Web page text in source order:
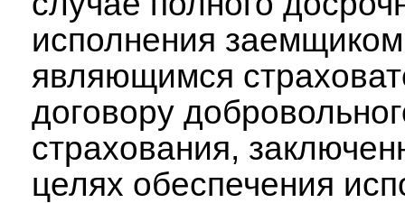
исполнения
являющимся
договору
страхования,
целях обеспечения